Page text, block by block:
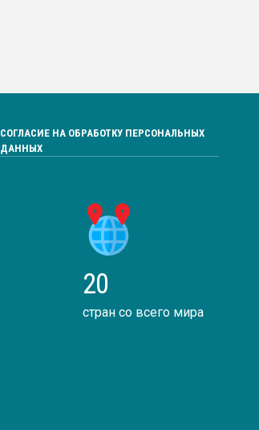
СОГЛАСИЕ НА ОБРАБОТКУ ПЕРСОНАЛЬНЫХ
ДАННЫХ
20
стран со всего мира